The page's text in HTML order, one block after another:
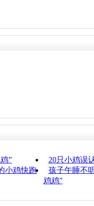
”
20只小鸡误
小鸡快跑
孩子午睡不
鸡鸡"